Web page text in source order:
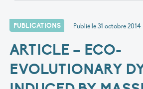
PUBLICATIONS Publié le31 octobre 2014
ARTICLE – ECO-
EVOLUTIONARY